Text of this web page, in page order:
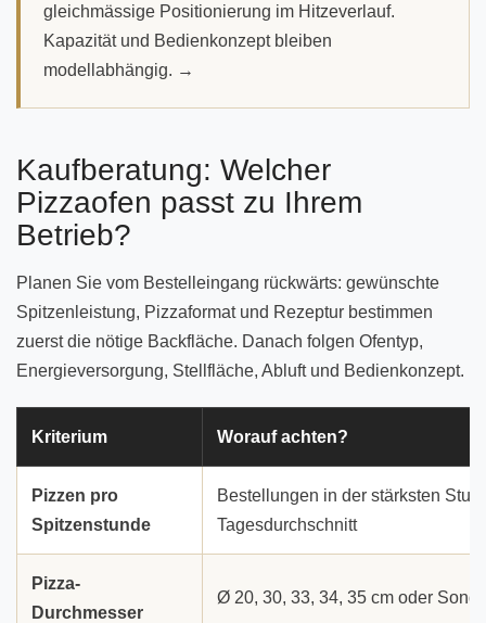
gleichmässige Positionierung im Hitzeverlauf.
Kapazität und Bedienkonzept bleiben
modellabhängig. →
Kaufberatung: Welcher
Pizzaofen passt zu Ihrem
Betrieb?
Planen Sie vom Bestelleingang rückwärts: gewünschte
Spitzenleistung, Pizzaformat und Rezeptur bestimmen
zuerst die nötige Backfläche. Danach folgen Ofentyp,
Energieversorgung, Stellfläche, Abluft und Bedienkonzept.
Kriterium Worauf achten?
Pizzen pro
Spitzenstunde
Bestellungen in der stärksten
Tagesdurchschnitt
Pizza-
Durchmesser
Ø 20, 30, 33, 34, 35 cm oder